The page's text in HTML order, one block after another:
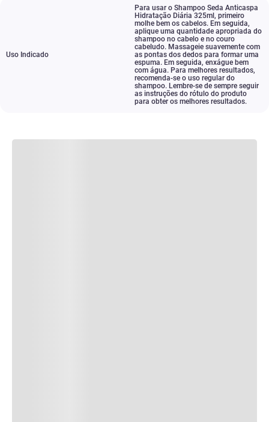
Uso Indicado
Para usar o Shampoo Seda Anticaspa
Hidratação Diária 325ml , primeiro
molhe bem os cabelos. Em seguida,
aplique uma quantidade apropriada do
shampoo no cabelo e no couro
cabeludo. Massageie suavemente com
as pontas dos dedos para formar uma
espuma. Em seguida, enxágue bem
com água. Para melhores resultados,
recomenda-se o uso regular do
shampoo. Lembre-se de sempre seguir
as instruções do rótulo do produto
para obter os melhores resultados.